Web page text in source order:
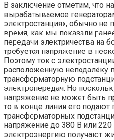
В заключение отметим, что
вырабатываемое
электростанциях, обычно не
время, как мы показали
передачи электричества на
требуется напряжение в
Поэтому ток с
расположенную
трансформаторную
электропередач. Но
напряжение не может быть
то в конце линии его подают
трансформаторных
напряжение до 380 В или
электроэнергию получают